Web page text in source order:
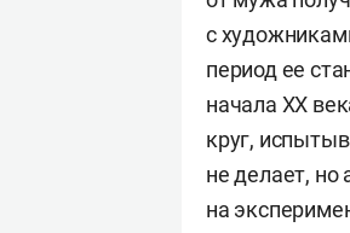
с
период ее
начала XX
круг,
не делает, но
на